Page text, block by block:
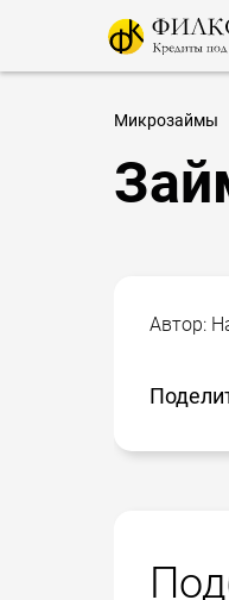
Микрозаймы
Автор: